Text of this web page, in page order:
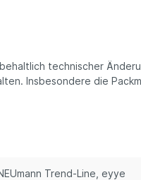
technischer
Insbesondere die
NEUmann Trend-Line , eyye